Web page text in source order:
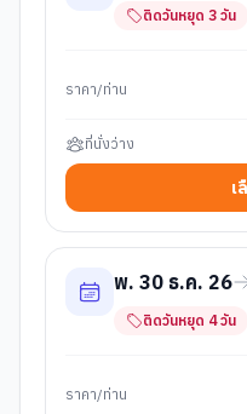
ติดวันหยุด 3 วัน
ราคา/ท่าน
ที่นั่งว่าง
เ
พ. 30 ธ.ค. 26
ติดวันหยุด 4วัน
ราคา/ท่าน